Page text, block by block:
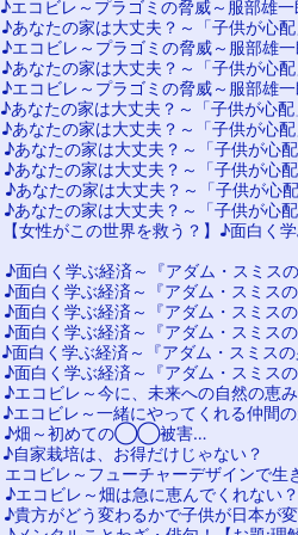
♪エコビレ～プラゴミの脅威～服部雄一
♪あなたの家は大丈夫？～「子供が心配
♪エコビレ～プラゴミの脅威～服部雄
♪あなたの家は大丈夫？～「子供が心配
♪エコビレ～プラゴミの脅威～服部雄
♪あなたの家は大丈夫？～「子供が心配
♪あなたの家は大丈夫？～「子供が心配
♪あなたの家は大丈夫？～「子供が心
♪あなたの家は大丈夫？～「子供が心
♪あなたの家は大丈夫？～「子供が心
♪あなたの家は大丈夫？～「子供が心
【女性がこの世界を救う？】♪面白く
♪面白く学ぶ経済～『アダム・スミス
♪面白く学ぶ経済～『アダム・スミス
♪面白く学ぶ経済～『アダム・スミス
♪面白く学ぶ経済～『アダム・スミス
♪面白く学ぶ経済～『アダム・スミス
♪面白く学ぶ経済～『アダム・スミス
♪エコビレ～今に、未来への自然の恵み
♪エコビレ～一緒にやってくれる仲間
♪畑～初めての◯◯被害…
♪自家栽培は、お得だけじゃない？
エコビレ～フューチャーデザインで生
♪エコビレ～畑は急に恵んでくれない？
♪貴方がどう変わるかで子供が日本が